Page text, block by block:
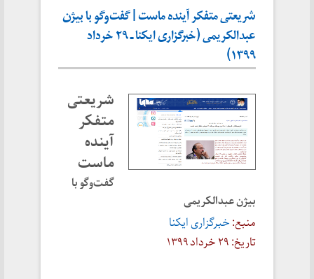
شریعتی متفکر آینده ماست | گفت‌وگو با بیژن
عبدالکریمی (خبرگزاری ایکنا ـ ۲۹ خرداد
۱۳۹۹)
شریعتی
متفکر
آینده
ماست
گفت‌وگو با
بیژن عبدالکریمی
منبع:خبرگزاری ایکنا
تاریخ: ۲۹ خرداد ۱۳۹۹